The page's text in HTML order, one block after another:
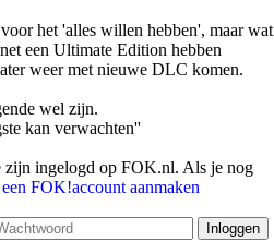
het 'alles willen hebben', maar wat
een Ultimate Edition hebben
weer met nieuwe DLC komen.
wel zijn.
kan verwachten''
zijn ingelogd op FOK.nl. Als je nog
een FOK!account aanmaken